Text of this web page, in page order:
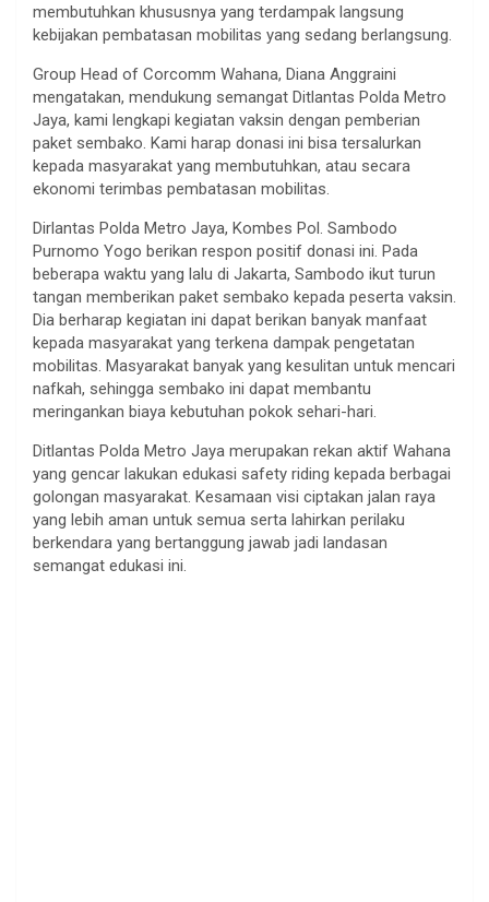
membutuhkan khususnya yang terdampak langsung
kebijakan pembatasan mobilitas yang sedang berlangsung.
Group Head of Corcomm Wahana, Diana Anggraini
mengatakan, mendukung semangat Ditlantas Polda Metro
Jaya, kami lengkapi kegiatan vaksin dengan pemberian
paket sembako. Kami harap donasi ini bisa tersalurkan
kepada masyarakat yang membutuhkan, atau secara
ekonomi terimbas pembatasan mobilitas.
Dirlantas Polda Metro Jaya, Kombes Pol. Sambodo
Purnomo Yogo berikan respon positif donasi ini. Pada
beberapa waktu yang lalu di Jakarta, Sambodo ikut turun
tangan memberikan paket sembako kepada peserta vaksin.
Dia berharap kegiatan ini dapat berikan banyak manfaat
kepada masyarakat yang terkena dampak pengetatan
mobilitas. Masyarakat banyak yang kesulitan untuk mencari
nafkah, sehingga sembako ini dapat membantu
meringankan biaya kebutuhan pokok sehari-hari.
Ditlantas Polda Metro Jaya merupakan rekan aktif Wahana
yang gencar lakukan edukasi safety riding kepada berbagai
golongan masyarakat. Kesamaan visi ciptakan jalan raya
yang lebih aman untuk semua serta lahirkan perilaku
berkendara yang bertanggung jawab jadi landasan
semangat edukasi ini.